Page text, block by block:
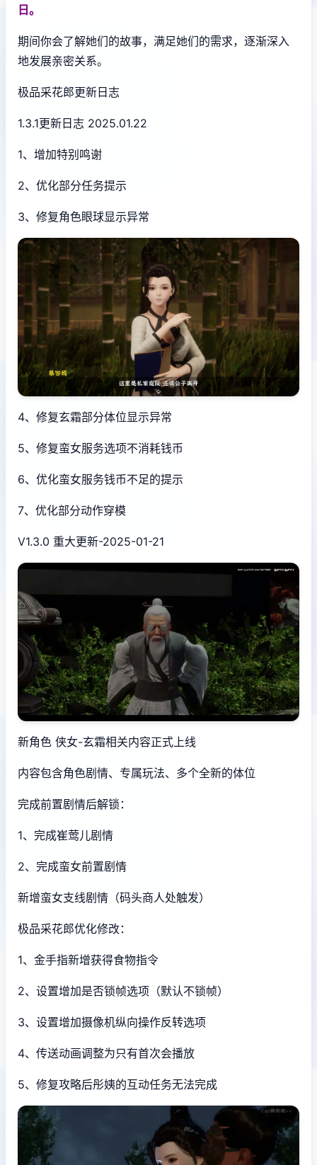
日。
期间你会了解她们的故事，满足她们的需求，逐渐深入
地发展亲密关系。
极品采花郎更新日志
1.3.1更新日志 2025.01.22
1、增加特别鸣谢
2、优化部分任务提示
3、修复角色眼球显示异常
4、修复玄霜部分体位显示异常
5、修复蛮女服务选项不消耗钱币
6、优化蛮女服务钱币不足的提示
7、优化部分动作穿模
V1.3.0 重大更新-2025-01-21
新角色 侠女-玄霜相关内容正式上线
内容包含角色剧情、专属玩法、多个全新的体位
完成前置剧情后解锁：
1、完成崔莺儿剧情
2、完成蛮女前置剧情
新增蛮女支线剧情（码头商人处触发）
极品采花郎优化修改：
1、金手指新增获得食物指令
2、设置增加是否锁帧选项（默认不锁帧）
3、设置增加摄像机纵向操作反转选项
4、传送动画调整为只有首次会播放
5、修复攻略后彤姨的互动任务无法完成